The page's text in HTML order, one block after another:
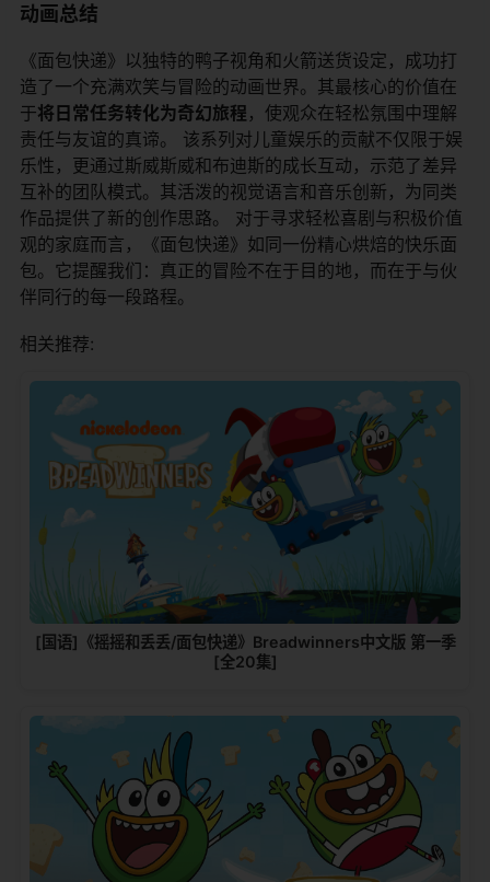
动画总结
《面包快递》以独特的鸭子视角和火箭送货设定，成功打
造了一个充满欢笑与冒险的动画世界。其最核心的价值在
于​​将日常任务转化为奇幻旅程​ ​，使观众在轻松氛围中理解
责任与友谊的真谛。 该系列对儿童娱乐的贡献不仅限于娱
乐性，更通过斯威斯威和布迪斯的成长互动，示范了差异
互补的团队模式。其活泼的视觉语言和音乐创新，为同类
作品提供了新的创作思路。 对于寻求轻松喜剧与积极价值
观的家庭而言，《面包快递》如同一份精心烘焙的快乐面
包。它提醒我们：真正的冒险不在于目的地，而在于与伙
伴同行的每一段路程。
相关推荐:
[国语]《摇摇和丢丢/面包快递》Breadwinners中文版 第一季
[全20集]